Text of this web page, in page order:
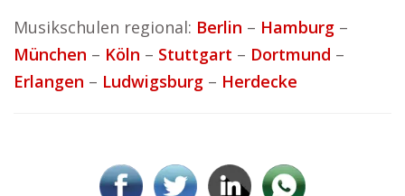
Musikschulen regional: Berlin – Hamburg –
München – Köln – Stuttgart – Dortmund –
Erlangen – Ludwigsburg – Herdecke